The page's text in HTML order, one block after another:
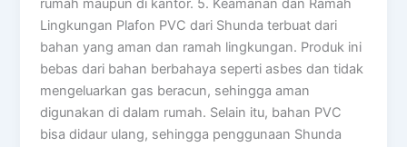
rumah maupun di kantor. 5. Keamanan dan Ramah
Lingkungan Plafon PVC dari Shunda terbuat dari
bahan yang aman dan ramah lingkungan. Produk ini
bebas dari bahan berbahaya seperti asbes dan tidak
mengeluarkan gas beracun, sehingga aman
digunakan di dalam rumah. Selain itu, bahan PVC
bisa didaur ulang, sehingga penggunaan Shunda